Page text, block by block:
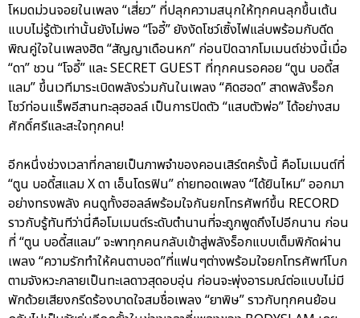
โหมดม่วนจอยในเพลง “เสี่ยว” ที่ปลุกความสนุกให้ทุกคนลุกขึ้นเต้น
แบบไม่รู้ตัวเท่านั้นยังไม่พอ “โจอี้” ยังงัดโชว์เซิ้งไฟแล่บพร้อมกับดีด
พิณคู่ใจในเพลงฮิต “สัญญาเดือนหก” ก่อนปิดฉากโมเมนต์ช่วงนี้เมื่อ
“ดา” ชวน “โจอี้” และ SECRET GUEST ที่ทุกคนรอคอย “ตูน บอดี้ส
แลม” ขึ้นเวทีมาระเบิดพลังร่วมกันในเพลง “คิดฮอด” สาดพลังร็อก
โชว์ท่อนแร็พอีสานทะลุฮอลล์ เป็นการปิดตัว “แสบตัวพ่อ” ได้อย่างสม
ศักดิ์ศรีและสะใจทุกคน!
อีกหนึ่งช่วงเวลาที่กลายเป็นภาพจำของคอนเสิร์ตครั้งนี้ คือโมเมนต์ที่
“ตูน บอดี้สแลม X ดา เอ็นโดรฟิน” ถ่ายทอดเพลง “ได้ยินไหม” ออกมา
อย่างทรงพลัง คนดูทั้งฮอลล์พร้อมใจกันยกโทรศัพท์ขึ้น RECORD
ราวกับรู้ทันทีว่านี่คือโมเมนต์ระดับตำนานที่จะถูกพูดถึงไปอีกนาน ก่อน
ที่ “ตูน บอดี้สแลม” จะพาทุกคนกลับเข้าสู่พลังร็อกแบบเต็มพิกัดผ่าน
เพลง “ความรักทำให้คนตาบอด”ที่แฟนๆต่างพร้อมใจยกโทรศัพท์โบก
ตามจังหวะกลายเป็นทะเลดาวสุดอบอุ่น ก่อนจะพุ่งอารมณ์ต่อแบบไม่มี
พักด้วยเสียงกรีดร้องบาดใจสมชื่อเพลง “ยาพิษ” ราวกับทุกคนย้อน